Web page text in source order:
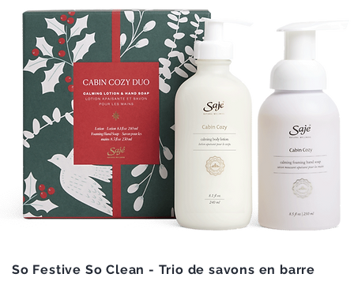
So Festive So Clean - Trio de savons en barre